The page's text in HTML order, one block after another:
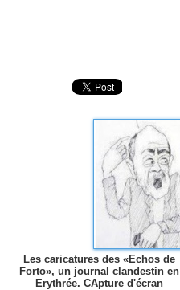
Les caricatures des «Echos de
Forto», un journal clandestin en
Erythrée. CApture d'écran